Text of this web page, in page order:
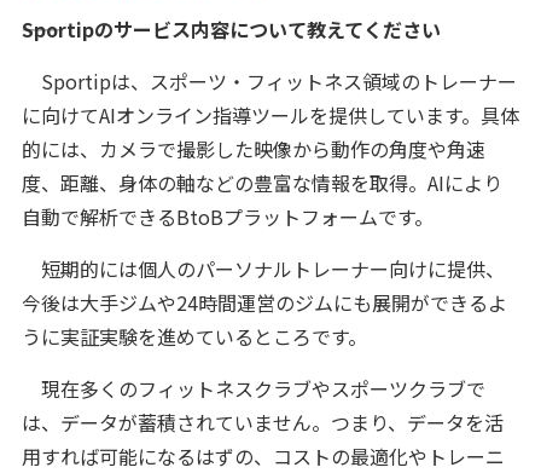
――Sportipのサービス内容について教えてください
Sportipは、スポーツ・フィットネス領域のトレーナー
に向けてAIオンライン指導ツールを提供しています。具体
的には、カメラで撮影した映像から動作の角度や角速
度、距離、身体の軸などの豊富な情報を取得。AIにより
自動で解析できるBtoBプラットフォームです。
短期的には個人のパーソナルトレーナー向けに提供、
今後は大手ジムや24時間運営のジムにも展開ができるよ
うに実証実験を進めているところです。
現在多くのフィットネスクラブやスポーツクラブで
は、データが蓄積されていません。つまり、データを活
用すれば可能になるはずの、コストの最適化やトレーニ